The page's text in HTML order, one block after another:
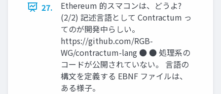
27.
Ethereum 的スマコンは、どうよ?
(2/2) 記述言語として Contractum っ
てのが開発中らしい。
https://github.com/RGB-
WG/contractum-lang ● ● 処理系の
コードが公開されていない。 言語の
構文を定義する EBNF ファイルは、
ある様子。